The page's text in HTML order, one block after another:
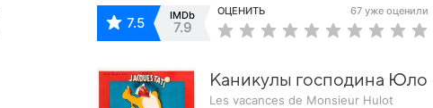
7.5 IMDb
7.9
ОЦЕНИТЬ 67 уже оценили
Каникулы господина Юло
Les vacances de Monsieur Hulot